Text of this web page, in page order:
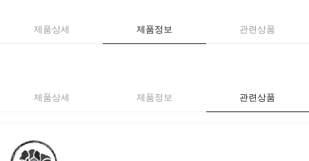
제품상세 제품정보 관련상품
제품상세 제품정보 관련상품